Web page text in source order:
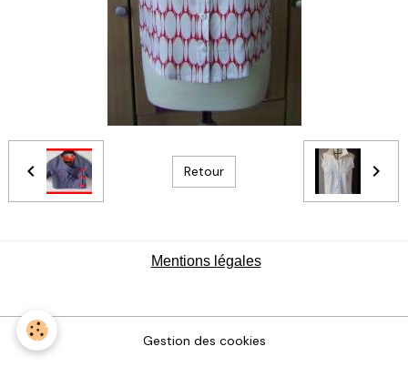
Retour
Mentions légales
Gestion des cookies